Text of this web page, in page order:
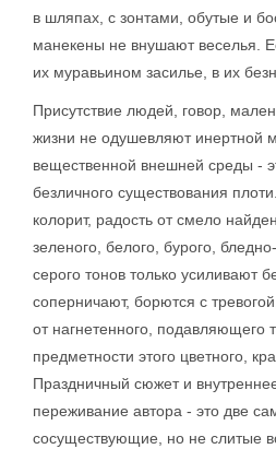
в шляпах, с зонтами, обутые и
манекены не внушают веселья.
их муравьином засилье, в их
Присутствие людей, говор,
жизни не одушевляют инертной
вещественной внешней среды -
безличного существования
колорит, радость от смело
зеленого, белого, бурого,
серого тонов только усиливают
соперничают, борются с
от нагнетенного, подавляющего
предметности этого цветного,
Праздничный сюжет и
переживание автора - это две
сосуществующие, но не слитые